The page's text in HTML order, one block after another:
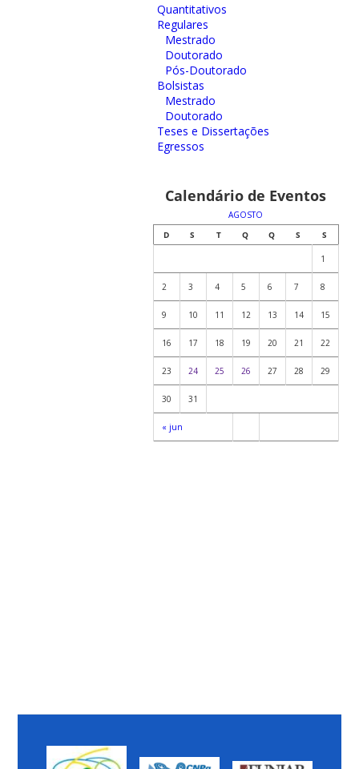
Quantitativos
Regulares
Mestrado
Doutorado
Pós-Doutorado
Bolsistas
Mestrado
Doutorado
Teses e Dissertações
Egressos
Calendário de Eventos
AGOSTO
D
S T Q Q S S
« jun
1
2 3 4 5 6 7 8
9 10 11 12 13 14 15
16 17 18 19 20 21 22
23 24 25 26 27 28 29
30 31